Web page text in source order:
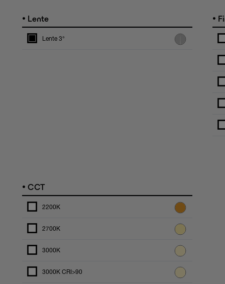
• Lente
Lente 3°
•
• CCT
2200K
2700K
3000K
3000K CRI>90